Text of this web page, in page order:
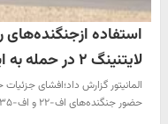
لایتنینگ ۲ در حمله به ایران
المانیتور گزارش داد؛افشای
حضور جنگنده‌های اف-۲۲ و اف-۳۵ ن